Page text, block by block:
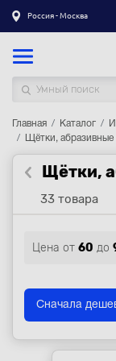
Россия - Москва
Каталог
Гарантия
Акции
Оптовым и
Главная Каталог
Щётки, абразивные
Щётки,
33 товара
Цена от 60 до
Сначала